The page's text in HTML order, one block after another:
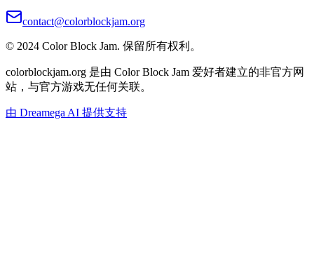
contact@colorblockjam.org
© 2024 Color Block Jam. 保留所有权利。
colorblockjam.org 是由 Color Block Jam 爱好者建立的非官方网
站，与官方游戏无任何关联。
由 Dreamega AI 提供支持